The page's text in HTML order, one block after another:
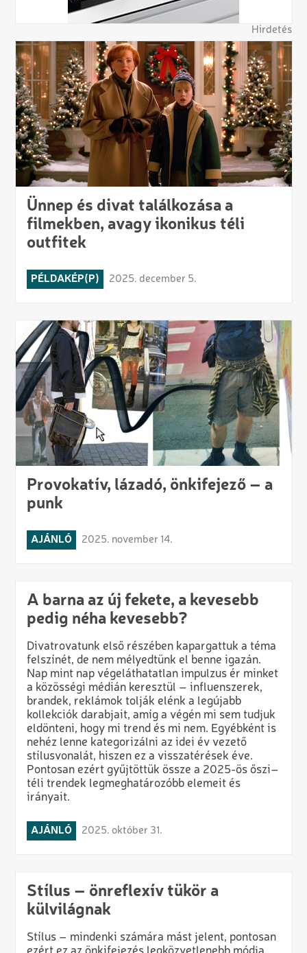
Hirdetés
Ünnep és divat találkozása a
filmekben, avagy ikonikus téli
outfitek
PÉLDAKÉP(P) 2025. december 5.
Provokatív, lázadó, önkifejező – a
punk
AJÁNLÓ 2025. november 14.
A barna az új fekete, a kevesebb
pedig néha kevesebb?
Divatrovatunk első részében kapargattuk a téma
felszínét, de nem mélyedtünk el benne igazán.
Nap mint nap végeláthatatlan impulzus ér minket
a közösségi médián keresztül – influenszerek,
brandek, reklámok tolják elénk a legújabb
kollekciók darabjait, amíg a végén mi sem tudjuk
eldönteni, hogy mi trend és mi nem. Egyébként is
nehéz lenne kategorizálni az idei év vezető
stílusvonalát, hiszen ez a visszatérések éve.
Pontosan ezért gyűjtöttük össze a 2025-ös őszi–
téli trendek legmeghatározóbb elemeit és
irányait.
AJÁNLÓ 2025. október 31.
Stílus – önreflexív tükör a
külvilágnak
Stílus – mindenki számára mást jelent, pontosan